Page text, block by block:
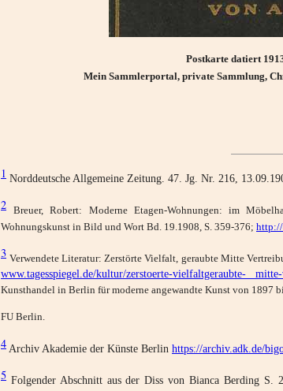
Postkarte datiert
Mein Sammlerportal, private Sammlung,
1 Norddeutsche Allgemeine Zeitung. 47. Jg. Nr. 216,
2
Breuer, Robert: Moderne Etagen-Wohnungen: im
Wohnungskunst in Bild und Wort Bd. 19.1908, S. 359-376;
3 Verwendete Literatur: Zerstörte Vielfalt, geraubte Mitte
www.tagesspiegel.de/kultur/zerstoerte-vielfaltgeraubte-
Kunsthandel in Berlin für moderne angewandte Kunst von 1897
FU Berlin.
4 Archiv Akademie der Künste Berlin https://archiv.adk.de/
5 Folgender Abschnitt aus der Diss von Bianca Berding